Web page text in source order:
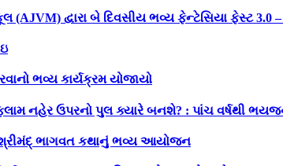
દ્વારા બે દિવસીય ભવ્ય ફેન્ટેસિયા ફેસ્ટ
ભવ્ય કાર્યક્રમ યોજાયો
નહેર ઉપરનો પુલ ક્યારે બનશે? : પાંચ વર્ષથી
શ્રીમંદ્ ભાગવત કથાનું ભવ્ય આયોજન